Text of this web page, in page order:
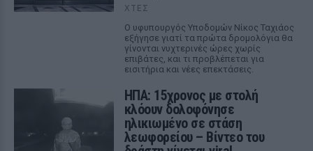
ΧΤΕΣ
Ο υφυπουργός Υποδομών Νίκος Ταχιάος
εξήγησε γιατί τα πρώτα δρομολόγια θα
γίνονται νυχτερινές ώρες χωρίς
επιβάτες, και τι προβλέπεται για
εισιτήρια και νέες επεκτάσεις.
ΗΠΑ: 15χρονος με στολή
κλόουν δολοφόνησε
ηλικιωμένο σε στάση
λεωφορείου – Βίντεο του